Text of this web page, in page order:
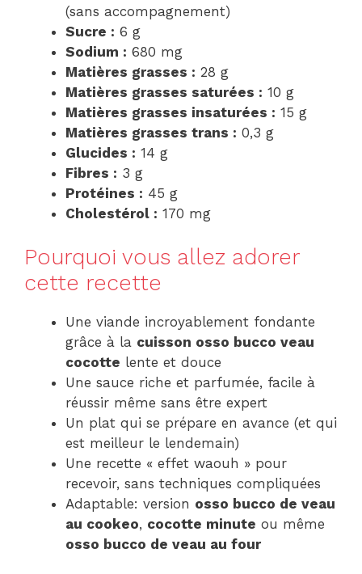
(sans accompagnement)
Sucre : 6 g
Sodium : 680 mg
Matières grasses : 28 g
Matières grasses saturées : 10 g
Matières grasses insaturées : 15 g
Matières grasses trans : 0,3 g
Glucides : 14 g
Fibres : 3 g
Protéines : 45 g
Cholestérol : 170 mg
Pourquoi vous allez adorer
cette recette
Une viande incroyablement fondante
grâce à la cuisson osso bucco veau
cocotte lente et douce
Une sauce riche et parfumée, facile à
réussir même sans être expert
Un plat qui se prépare en avance (et qui
est meilleur le lendemain)
Une recette « effet waouh » pour
recevoir, sans techniques compliquées
Adaptable: version osso bucco de veau
au cookeo, cocotte minute ou même
osso bucco de veau au four